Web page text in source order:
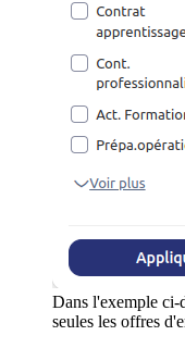
Dans l'exemple ci-
seules les offres